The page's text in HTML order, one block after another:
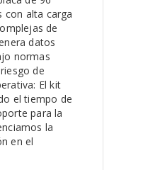
con alta carga
de
datos
normas
de
El kit
el tiempo de
para la
la
en el